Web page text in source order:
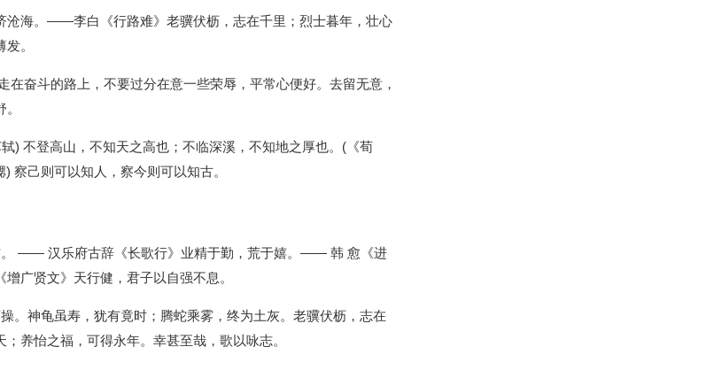
沧海。——李白《行路难》老骥伏枥，志在千里；烈士暮年，壮心
。
奋斗的路上，不要过分在意一些荣辱，平常心便好。去留无意，
) 不登高山，不知天之高也；不临深溪，不知地之厚也。(《荀
察己则可以知人，察今则可以知古。
。 —— 汉乐府古辞《长歌行》业精于勤，荒于嬉。—— 韩 愈《进
广贤文》天行健，君子以自强不息。
。神龟虽寿，犹有竟时；腾蛇乘雾，终为土灰。老骥伏枥，志在
养怡之福，可得永年。幸甚至哉，歌以咏志。